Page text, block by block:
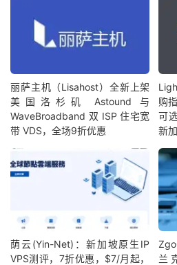
丽萨主机（Lisahost）全新上架
美国洛杉矶 Astound 与
WaveBroadband 双 ISP 住宅宽
带 VDS，全场9折优惠
购
可
新
荫云(Yin-Net)：新加坡原生IP
VPS测评，7折优惠，$7/月起，
兰